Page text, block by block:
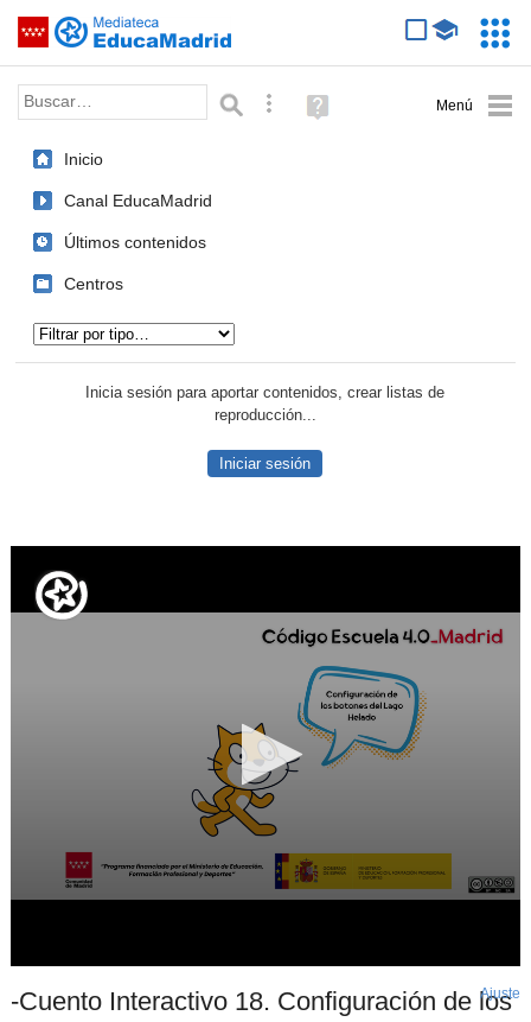
Saltar navegación
Palabra o frase: Búsqueda avanzada
Ayuda
(en
Inicio
Canal EducaMadrid
Últimos contenidos
Centros
Inicia sesión para aportar contenidos, crear listas de
reproducción...
Iniciar sesión
-Cuento Interactivo 18. Configuración de los
Ajuste